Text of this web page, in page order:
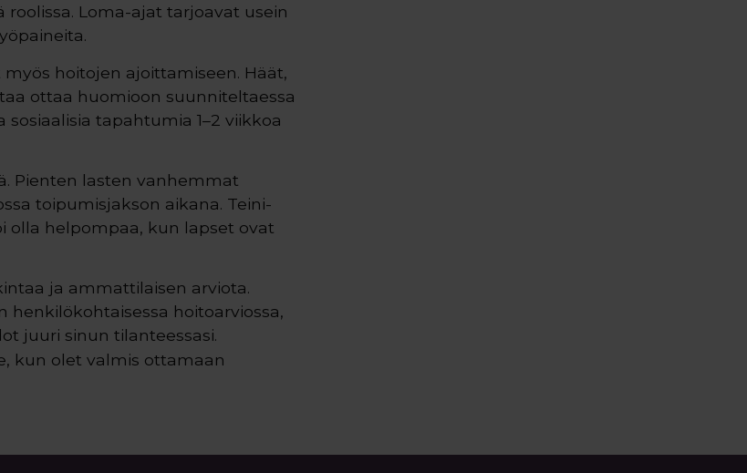
Loma-ajat tarjoavat usein
hoitojen ajoittamiseen. Häät,
ottaa huomioon suunniteltaessa
tapahtumia 1–2 viikkoa
Pienten lasten vanhemmat
toipumisjakson aikana. Teini-
olla helpompaa, kun lapset ovat
ja ammattilaisen arviota.
henkilökohtaisessa hoitoarviossa,
juuri sinun tilanteessasi.
kun olet valmis ottamaan